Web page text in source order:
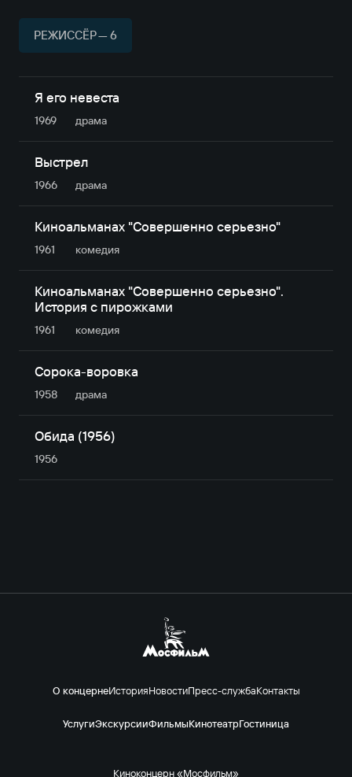
РЕЖИССЁР — 6
Я его невеста
1969 драма
Выстрел
1966 драма
Киноальманах "Совершенно серьезно"
1961 комедия
Киноальманах "Совершенно серьезно".
История с пирожками
1961 комедия
Сорока-воровка
1958 драма
Обида (1956)
1956
О концернеИсторияНовостиПресс-службаКонтакты
УслугиЭкскурсииФильмыКинотеатрГостиница
Киноконцерн «Мосфильм»